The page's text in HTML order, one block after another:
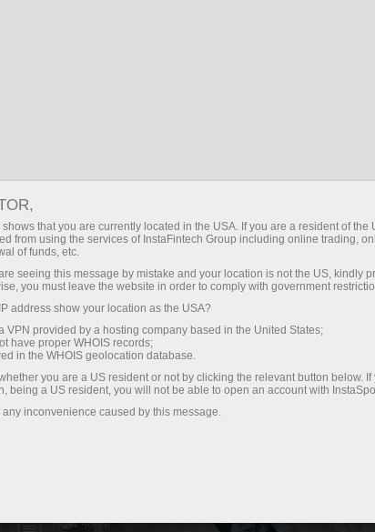
ট্রেডিং শর্তাবলী
that you are currently located in the USA. If you are a resident of the
from using the services of InstaFintech Group including online trading,
of funds, etc.
seeing this message by mistake and your location is not the US, kindly
you must leave the website in order to comply with government
address show your location as the USA?
VPN provided by a hosting company based in the United States;
have proper WHOIS records;
in the WHOIS geolocation database.
you are a US resident or not by clicking the relevant button below. If
being a US resident, you will not be able to open an account with
any inconvenience caused by this message.